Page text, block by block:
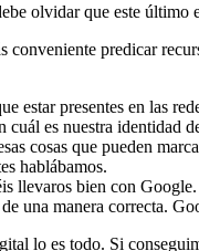
olvidar que este
predicar
estar presentes en las
es nuestra identidad
cosas que pueden
hablábamos.
llevaros bien con
una manera correcta.
lo es todo. Si